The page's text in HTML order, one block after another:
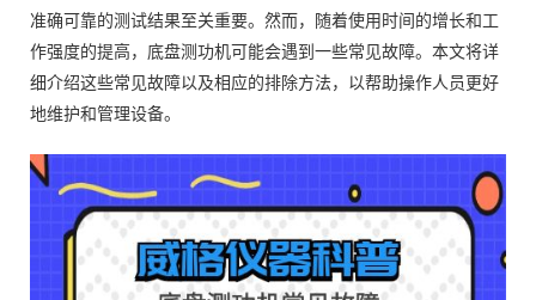
准确可靠的测试结果至关重要。然而，随着使用时间的增长和工
作强度的提高，底盘测功机可能会遇到一些常见故障。本文将详
细介绍这些常见故障以及相应的排除方法，以帮助操作人员更好
地维护和管理设备。